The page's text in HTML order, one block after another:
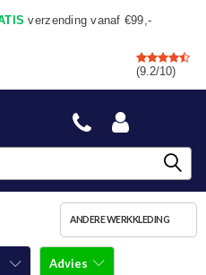
verzending vanaf €99,-
verzonden
échte winkel
(9.2/10)
ANDERE WERKKLEDING
Advies